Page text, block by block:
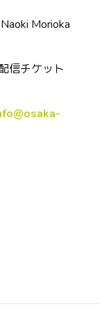
Morioka
信チケット